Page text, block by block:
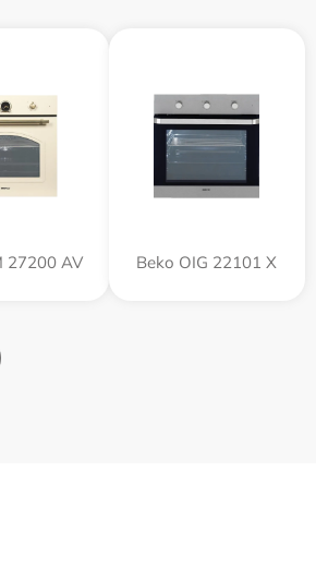
27200 AV Beko OIG 22101 X